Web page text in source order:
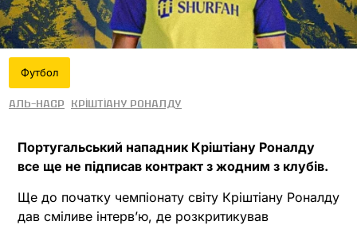
Футбол
Аль-Наср Кріштіану Роналду
Португальський нападник Кріштіану Роналду
все ще не підписав контракт з жодним з клубів.
Ще до початку чемпіонату світу Кріштіану Роналду
дав сміливе інтерв’ю, де розкритикував